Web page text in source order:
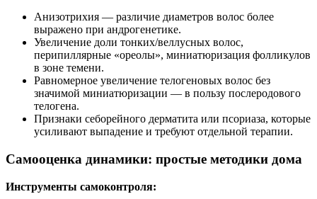
Анизотрихия — различие диаметров волос более
выражено при андрогенетике.
Увеличение доли тонких/веллусных волос,
перипиллярные «ореолы», миниатюризация фолликулов
в зоне темени.
Равномерное увеличение телогеновых волос без
значимой миниатюризации — в пользу послеродового
телогена.
Признаки себорейного дерматита или псориаза, которые
усиливают выпадение и требуют отдельной терапии.
Самооценка динамики: простые методики дома
Инструменты самоконтроля: